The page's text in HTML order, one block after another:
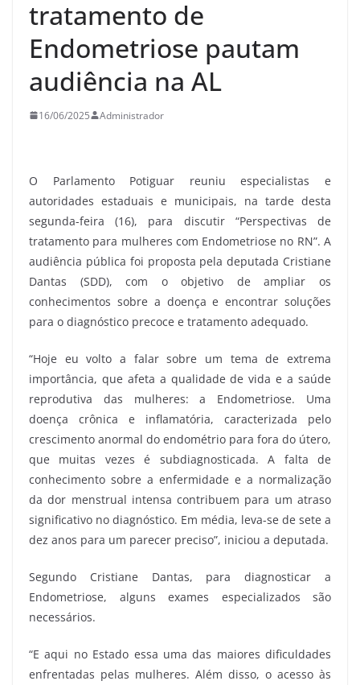
tratamento de
Endometriose pautam
audiência na AL
16/06/2025 Administrador
O Parlamento Potiguar reuniu especialistas e
autoridades estaduais e municipais, na tarde desta
segunda-feira (16), para discutir “Perspectivas de
tratamento para mulheres com Endometriose no RN”. A
audiência pública foi proposta pela deputada Cristiane
Dantas (SDD), com o objetivo de ampliar os
conhecimentos sobre a doença e encontrar soluções
para o diagnóstico precoce e tratamento adequado.
“Hoje eu volto a falar sobre um tema de extrema
importância, que afeta a qualidade de vida e a saúde
reprodutiva das mulheres: a Endometriose. Uma
doença crônica e inflamatória, caracterizada pelo
crescimento anormal do endométrio para fora do útero,
que muitas vezes é subdiagnosticada. A falta de
conhecimento sobre a enfermidade e a normalização
da dor menstrual intensa contribuem para um atraso
significativo no diagnóstico. Em média, leva-se de sete a
dez anos para um parecer preciso”, iniciou a deputada.
Segundo Cristiane Dantas, para diagnosticar a
Endometriose, alguns exames especializados são
necessários.
“E aqui no Estado essa uma das maiores dificuldades
enfrentadas pelas mulheres. Além disso, o acesso às